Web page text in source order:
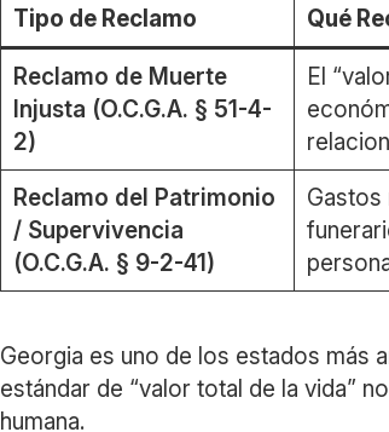
Tipo de Reclamo Qué
Reclamo de Muerte
Injusta (O.C.G.A. § 51-4-
2)
El
Reclamo del Patrimonio
/ Supervivencia
(O.C.G.A. § 9-2-41)
Georgia es uno de los estados más
estándar de “valor total de la vida”
humana.